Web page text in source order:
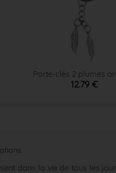
Porte-clés 2 plumes
12.79 €
dans la vie de tous les